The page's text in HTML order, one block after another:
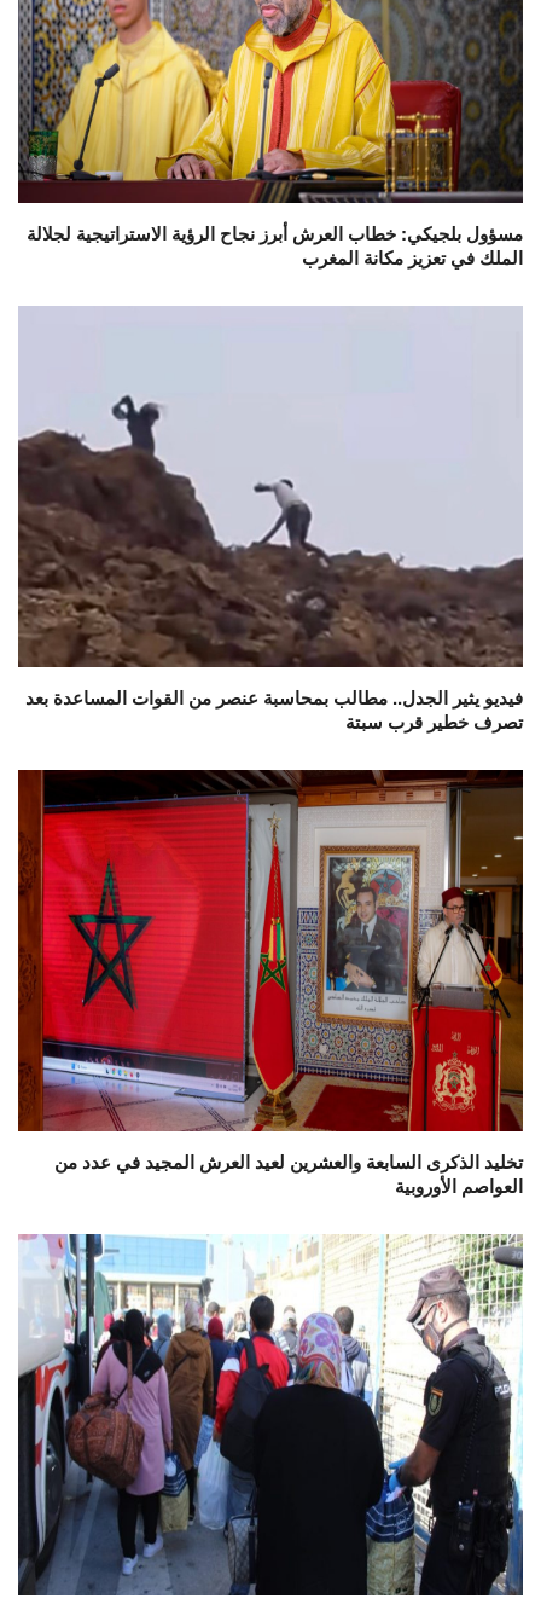
مسؤول بلجيكي: خطاب العرش أبرز نجاح الرؤية الاستراتيجية لجلالة
الملك في تعزيز مكانة المغرب
فيديو يثير الجدل.. مطالب بمحاسبة عنصر من القوات المساعدة بعد
تصرف خطير قرب سبتة
تخليد الذكرى السابعة والعشرين لعيد العرش المجيد في عدد من
العواصم الأوروبية